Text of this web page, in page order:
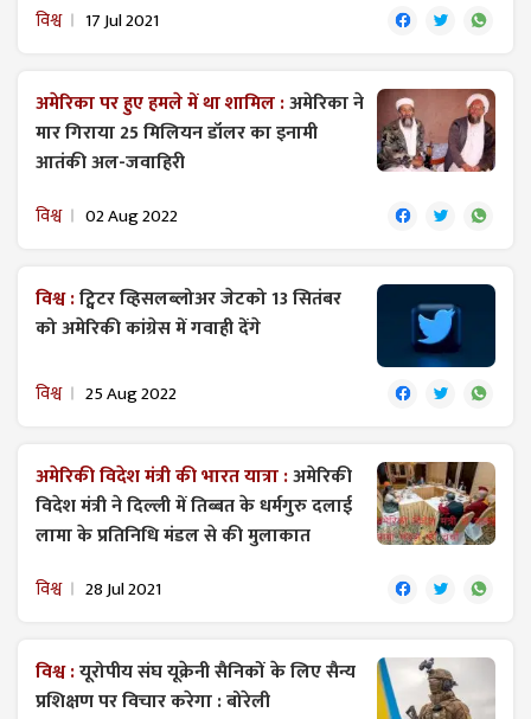
विश्व 17 Jul 2021
अमेरिका पर हुए हमले में था शामिल :अमेरिका ने
मार गिराया 25 मिलियन डॉलर का इनामी
आतंकी अल-जवाहिरी
विश्व 02 Aug 2022
विश्व :ट्विटर व्हिसलब्लोअर जेटको 13 सितंबर
को अमेरिकी कांग्रेस में गवाही देंगे
विश्व 25 Aug 2022
अमेरिकी विदेश मंत्री की भारत यात्रा :अमेरिकी
विदेश मंत्री ने दिल्ली में तिब्बत के धर्मगुरु दलाई
लामा के प्रतिनिधि मंडल से की मुलाकात
विश्व 28 Jul 2021
विश्व :यूरोपीय संघ यूक्रेनी सैनिकों के लिए सैन्य
प्रशिक्षण पर विचार करेगा : बोरेली